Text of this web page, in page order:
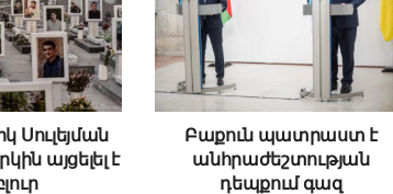
Սուլեյման
այցելել է
Բաքուն պատրաստ է
անհրաժեշտության
դեպքում գազ